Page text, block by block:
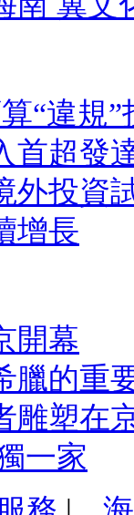
“違規”
首超發
外投資
增長
開幕
臘的重
雕塑在
一家